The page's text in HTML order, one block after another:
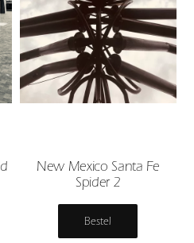
New Mexico Santa Fe
Spider 2
Bestel